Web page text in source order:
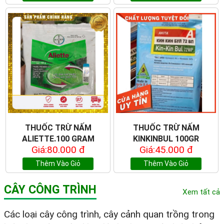
THUỐC TRỪ NẤM
ALIETTE.100 GRAM
Giá:80.000 đ
Thêm Vào Giỏ
THUỐC TRỪ NẤM
KINKINBUL 100GR
Giá:45.000 đ
Thêm Vào Giỏ
CÂY CÔNG TRÌNH Xem tất cả
Các loại cây công trình, cây cảnh quan trồng trong